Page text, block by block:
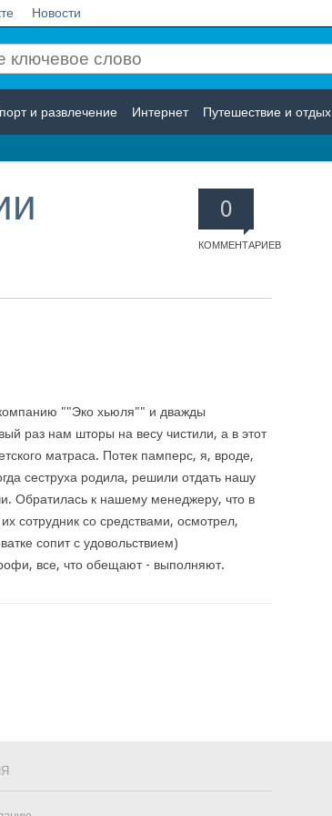
Новости
и развлечение Интернет Путешествие и отдых
0
КОММЕНТАРИЕВ
""Эко хьюля"" и дважды
раз нам шторы на весу чистили, а в этот
матраса. Потек памперс, я, вроде,
сеструха родила, решили отдать нашу
Обратилась к нашему менеджеру, что в
сотрудник со средствами, осмотрел,
сопит с удовольствием)
все, что обещают - выполняют.